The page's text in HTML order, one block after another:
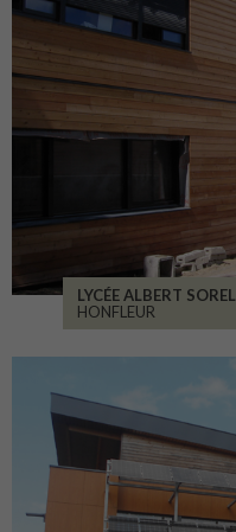
LYCÉE ALBERT SOREL
HONFLEUR